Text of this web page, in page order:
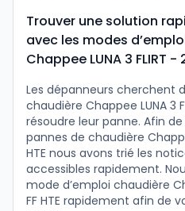
Trouver une solution
avec les modes
Chappee LUNA 3 FLIRT -
Les dépanneurs cherchent
chaudière Chappee LUNA 3
résoudre leur panne. Afin
pannes de chaudière
HTE nous avons trié les
accessibles rapidement.
mode d’emploi chaudière
FF HTE rapidement afin de